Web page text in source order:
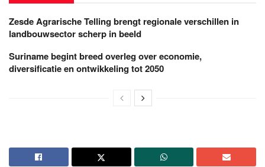
Zesde Agrarische Telling brengt regionale verschillen in
landbouwsector scherp in beeld
Suriname begint breed overleg over economie,
diversificatie en ontwikkeling tot 2050